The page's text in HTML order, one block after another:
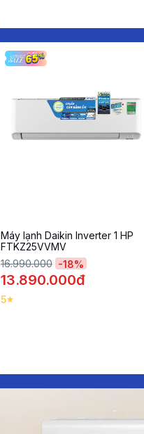
Máy lạnh Daikin Inverter 1 HP
FTKZ25VVMV
16.990.000 -18%
13.890.000đ
5